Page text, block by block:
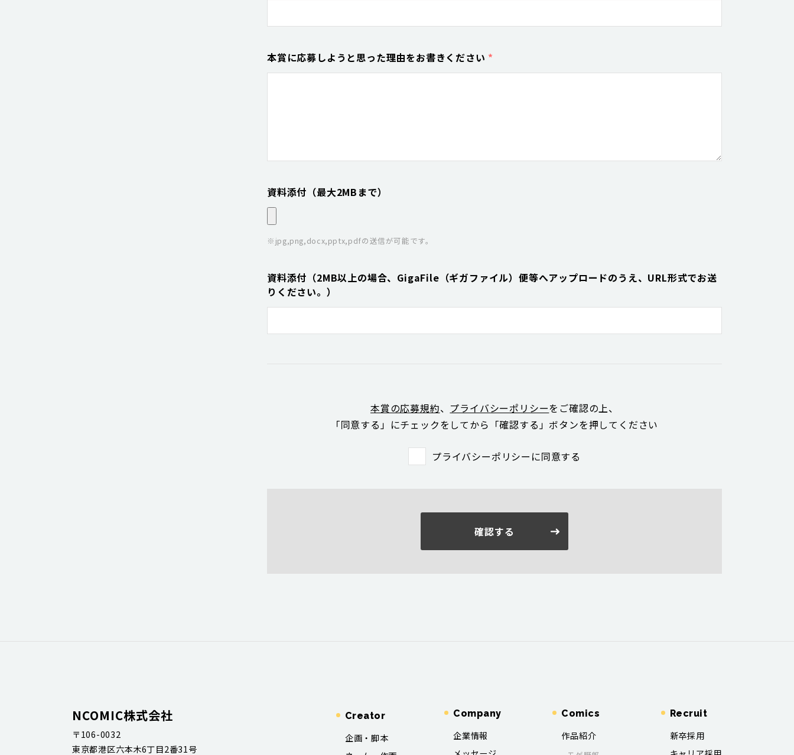
本賞に応募しようと思った理由をお書きください *
資料添付（最大2MBまで）
※jpg,png,docx,pptx,pdfの送信が可能です。
資料添付（2MB以上の場合、GigaFile（ギガファイル）便等へアップロードのうえ、URL形式でお送
りください。）
本賞の応募規約、 プライバシーポリシーをご確認の上、
「同意する」にチェックをしてから「確認する」ボタンを押してください
プライバシーポリシーに同意する
確認する
NCOMIC株式会社
〒106-0032
東京都港区六本木6丁目2番31号
Creator
企画・脚本
Company
企業情報
Comics
作品紹介
Recruit
新卒採用